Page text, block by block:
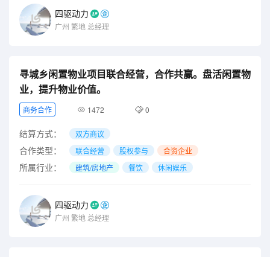
四驱动力
广州 繁地 总经理
寻城乡闲置物业项目联合经营，合作共赢。盘活闲置物
业，提升物业价值。
商务合作 1472 0
结算方式： 双方商议
合作类型： 联合经营 股权参与 合资企业
所属行业： 建筑/房地产 餐饮 休闲娱乐
四驱动力
广州 繁地 总经理